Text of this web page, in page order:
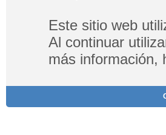
Este sitio web
Al continuar
más información,